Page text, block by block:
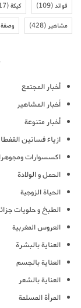
فوائد(109) كيكة(117)
مشاهير(428) وصفة
أخبار المجتمع
أخبار المشاهير
أخبار متنوعة
ازياء فساتين
اكسسوارات
الحمل و الولادة
الحياة الزوجية
الطبخ و حلويات
العروس المغربية
العناية بالبشرة
العناية بالجسم
العناية بالشعر
المرأة المسلمة